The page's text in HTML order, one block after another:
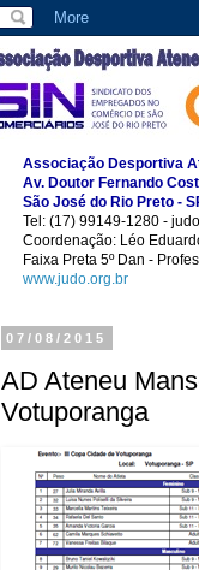
Associação Desportiva
Av. Doutor Fernando
São José do Rio Preto -
Tel: (17) 99149-1280 -
Coordenação: Léo
Faixa Preta 5º Dan -
www.judo.org.br
07/08/2015
AD Ateneu
Votuporanga